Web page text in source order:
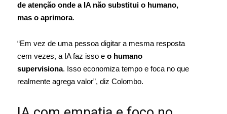
de atenção onde a IA não substitui o humano,
mas o aprimora.
“Em vez de uma pessoa digitar a mesma resposta
cem vezes, a IA faz isso e o humano
supervisiona. Isso economiza tempo e foca no que
realmente agrega valor”, diz Colombo.